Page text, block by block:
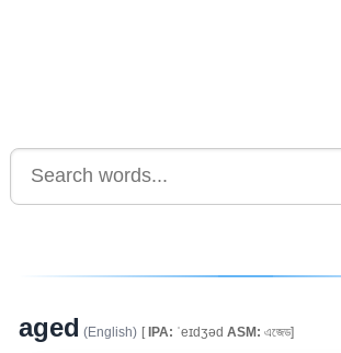
aged (English) [IPA: ˈeɪdʒəd ASM: এজেড]